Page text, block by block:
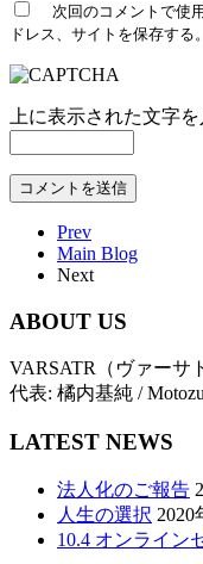
次回のコメントで使
ドレス、サイトを保存する。
上に表示された文字
Prev
Main Blog
Next
ABOUT US
VARSATR（ヴァーサ
代表: 橘内基純 /
LATEST NEWS
法人化のご報告
人生の選択 2020
10.4 オンライン